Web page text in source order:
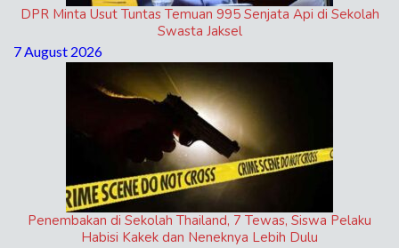
DPR Minta Usut Tuntas Temuan 995 Senjata Api di Sekolah
Swasta Jaksel
7 August 2026
Penembakan di Sekolah Thailand, 7 Tewas, Siswa Pelaku
Habisi Kakek dan Neneknya Lebih Dulu